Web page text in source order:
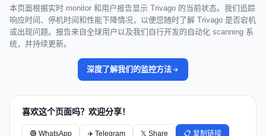
本页面根据实时 monitor 和用户报告显示 Trivago 的当前状态。我们追踪
响应时间、停机时间和性能下降情况，以便您随时了解 Trivago 是否宕机
或出现问题。报告来自全球用户以及我们自行开发的自动化 scanning 系
统，并持续更新。
深度了解我们的监控方法
喜欢这个页面吗？欢迎分享！
🟢 WhatsApp ✈️ Telegram 𝕏 Share 📋 复制链接